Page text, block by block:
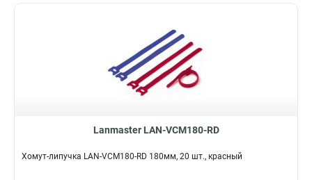
Lanmaster LAN-VCM180-RD
Хомут-липучка LAN-VCM180-RD 180мм, 20 шт., красный